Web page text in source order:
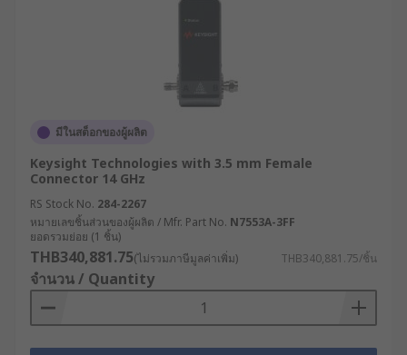
มีในสต็อกของผู้ผลิต
Keysight Technologies with 3.5 mm Female
Connector 14 GHz
RS Stock No. 284-2267
หมายเลขชิ้นส่วนของผู้ผลิต / Mfr. Part No. N7553A-3FF
ยอดรวมย่อย (1 ชิ้น)
THB340,881.75(ไม่รวมภาษีมูลค่าเพิ่ม) THB340,881.75/ชิ้น
จำนวน / Quantity